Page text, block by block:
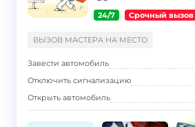
24/7 Срочный вызов
ВЫЗОВ МАСТЕРА НА МЕСТО
Завести автомобиль
Отключить сигнализацию
Открыть автомобиль